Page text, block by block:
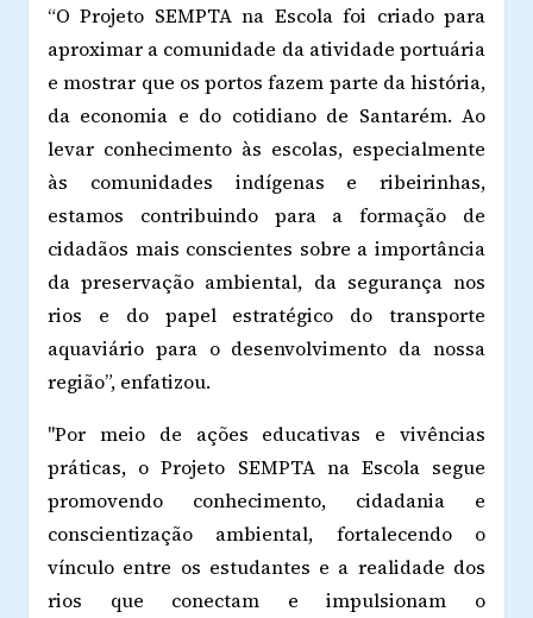
“O Projeto SEMPTA na Escola foi criado para
aproximar a comunidade da atividade portuária
e mostrar que os portos fazem parte da história,
da economia e do cotidiano de Santarém. Ao
levar conhecimento às escolas, especialmente
às comunidades indígenas e ribeirinhas,
estamos contribuindo para a formação de
cidadãos mais conscientes sobre a importância
da preservação ambiental, da segurança nos
rios e do papel estratégico do transporte
aquaviário para o desenvolvimento da nossa
região”, enfatizou.
"Por meio de ações educativas e vivências
práticas, o Projeto SEMPTA na Escola segue
promovendo conhecimento, cidadania e
conscientização ambiental, fortalecendo o
vínculo entre os estudantes e a realidade dos
rios que conectam e impulsionam o